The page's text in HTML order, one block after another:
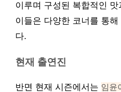
이루며 구성된 복합적인
이들은 다양한 코너를 통
다.
현재 출연진
반면 현재 시즌에서는 임윤